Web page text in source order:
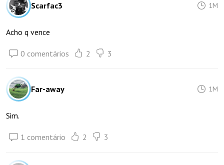
Scarfac3 1M
Acho q vence
0 comentários 2 3
Far-away 1M
Sim.
1 comentário 2 3